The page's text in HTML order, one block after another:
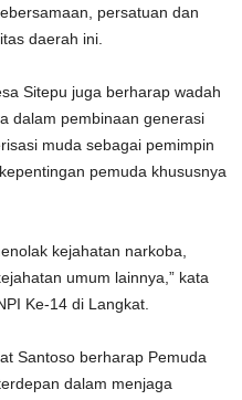
persatuan dan
daerah ini.
Sitepu juga berharap wadah
dalam pembinaan generasi
muda sebagai pemimpin
pemuda khususnya
kejahatan narkoba,
umum lainnya,” kata
Ke-14 di Langkat.
Santoso berharap Pemuda
dalam menjaga